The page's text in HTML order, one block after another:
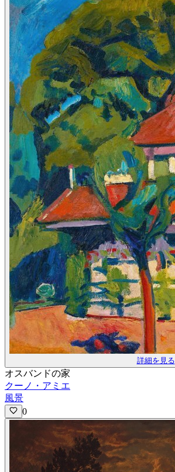
詳細を見る
オスバンドの家
クーノ・アミエ
風景
0